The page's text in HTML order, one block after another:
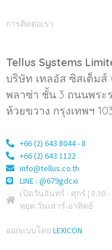
การติดต่อเรา
Tellus Systems
บริษัท เทลอัส ซิสเต็ม
พลาซ่า ชั้น 3 ถนนพระ
ห้วยขวาง กรุงเทพฯ
+66 (2) 643 8044 - 8
+66 (2) 643 1122
info@tellus.co.th
LINE : @679gdcxi
เปิดวันจันทร์ - ศุกร์ | 8.30 -
หยุด วันเสาร์-อาทิตย์
ออกแบบโดย LEXICON